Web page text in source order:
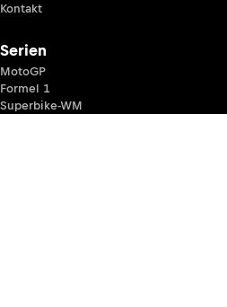
Kontakt
Serien
MotoGP
Formel 1
Superbike-WM